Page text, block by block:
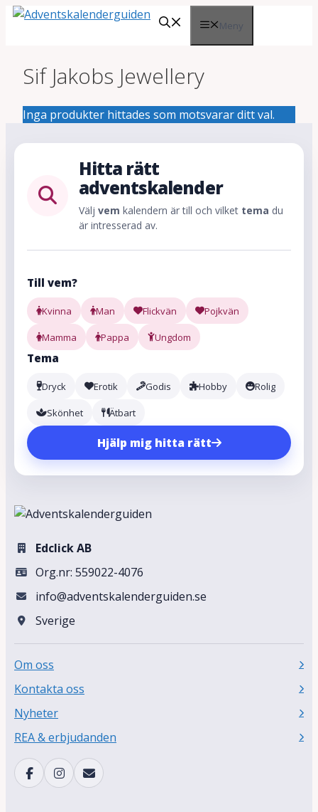
Hoppa
Meny
Sif Jakobs Jewellery
Inga produkter hittades som motsvarar ditt val.
Hitta rätt
adventskalender
Välj vem kalendern är till och vilket tema du
är intresserad av.
Till vem?
Kvinna Man Flickvän Pojkvän
Mamma Pappa Ungdom
Tema
Dryck Erotik Godis Hobby Rolig
Skönhet Ätbart
Hjälp mig hitta rätt
Edclick AB
Org.nr: 559022-4076
info@adventskalenderguiden.se
Sverige
Om oss
Kontakta oss
Nyheter
REA & erbjudanden